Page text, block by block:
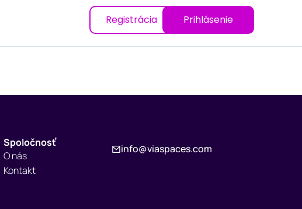
Registrácia Prihlásenie
Spoločnosť
O nás
Kontakt
info@viaspaces.com